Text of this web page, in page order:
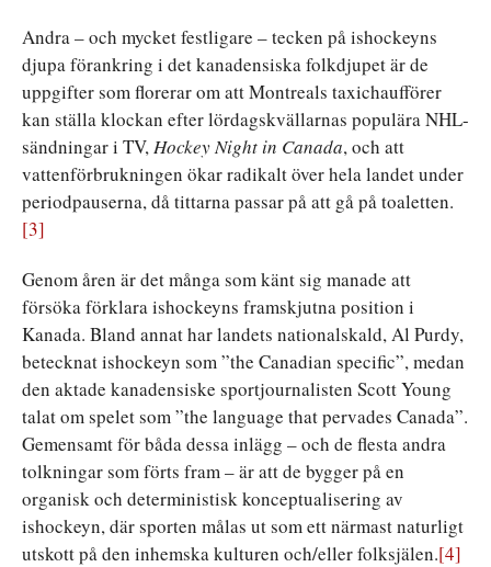
Andra – och mycket festligare – tecken på ishockeyns
djupa förankring i det kanadensiska folkdjupet är de
uppgifter som florerar om att Montreals taxichaufförer
kan ställa klockan efter lördagskvällarnas populära NHL-
sändningar i TV, Hockey Night in Canada, och att
vattenförbrukningen ökar radikalt över hela landet under
periodpauserna, då tittarna passar på att gå på toaletten.
[3]
Genom åren är det många som känt sig manade att
försöka förklara ishockeyns framskjutna position i
Kanada. Bland annat har landets nationalskald, Al Purdy,
betecknat ishockeyn som ”the Canadian specific”, medan
den aktade kanadensiske sportjournalisten Scott Young
talat om spelet som ”the language that pervades Canada”.
Gemensamt för båda dessa inlägg – och de flesta andra
tolkningar som förts fram – är att de bygger på en
organisk och deterministisk konceptualisering av
ishockeyn, där sporten målas ut som ett närmast naturligt
utskott på den inhemska kulturen och/eller folksjälen.[4]